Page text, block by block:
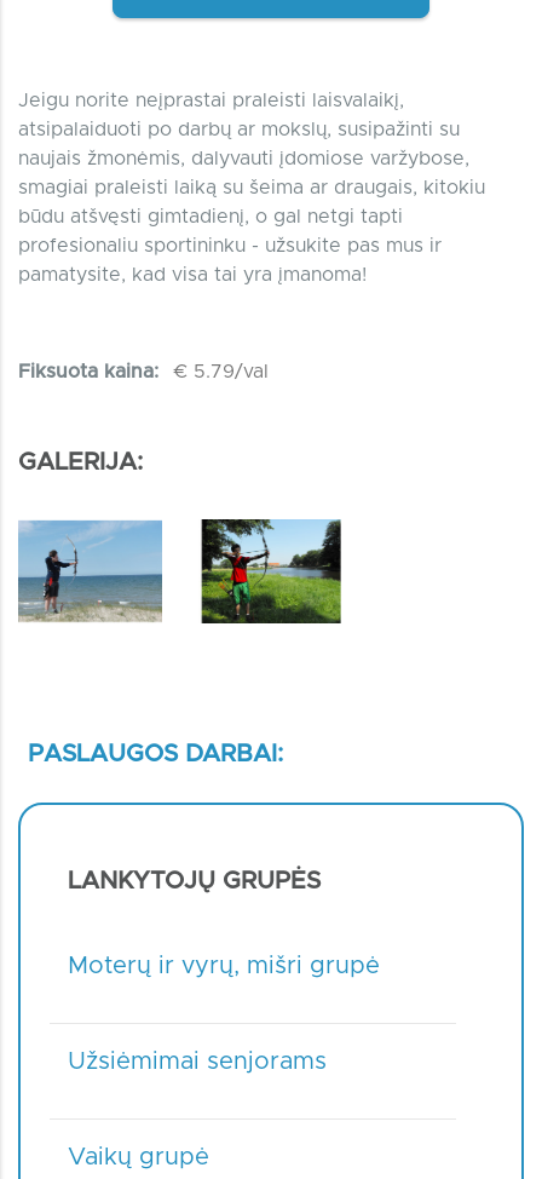
Jeigu norite neįprastai praleisti laisvalaikį,
atsipalaiduoti po darbų ar mokslų, susipažinti su
naujais žmonėmis, dalyvauti įdomiose varžybose,
smagiai praleisti laiką su šeima ar draugais, kitokiu
būdu atšvęsti gimtadienį, o gal netgi tapti
profesionaliu sportininku - užsukite pas mus ir
pamatysite, kad visa tai yra įmanoma!
Fiksuota kaina: € 5.79/val
GALERIJA:
PASLAUGOS DARBAI:
LANKYTOJŲ GRUPĖS
Moterų ir vyrų, mišri grupė
Užsiėmimai senjorams
Vaikų grupė